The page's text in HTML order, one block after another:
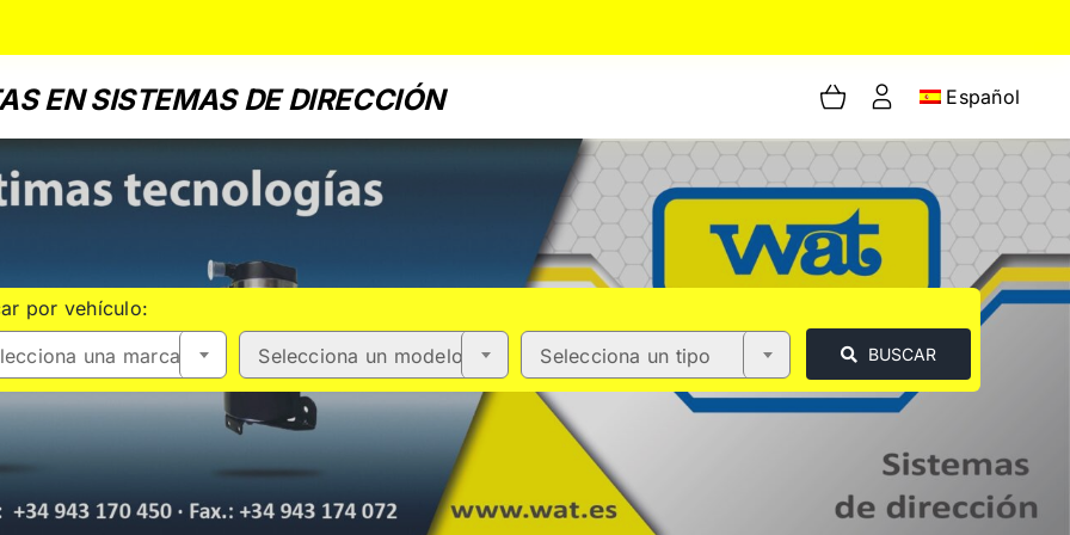
EN SISTEMAS DE DIRECCIÓN Español
por vehículo:
una marca Selecciona un modelo Selecciona un tipo BUSCAR